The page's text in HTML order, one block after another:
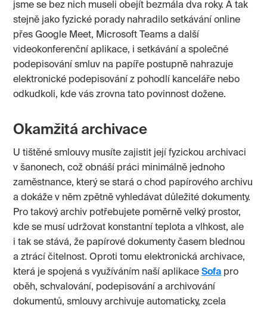
jsme se bez nich museli obejít bezmála dva roky. A tak
stejně jako fyzické porady nahradilo setkávání online
přes Google Meet, Microsoft Teams a další
videokonferenční aplikace, i setkávání a společné
podepisování smluv na papíře postupně nahrazuje
elektronické podepisování z pohodlí kanceláře nebo
odkudkoli, kde vás zrovna tato povinnost dožene.
Okamžitá archivace
U tištěné smlouvy musíte zajistit její fyzickou archivaci
v šanonech, což obnáší práci minimálně jednoho
zaměstnance, který se stará o chod papírového archivu
a dokáže v něm zpětně vyhledávat důležité dokumenty.
Pro takový archiv potřebujete poměrně velký prostor,
kde se musí udržovat konstantní teplota a vlhkost, ale
i tak se stává, že papírové dokumenty časem blednou
a ztrácí čitelnost. Oproti tomu elektronická archivace,
která je spojená s využíváním naší aplikace Sofa pro
oběh, schvalování, podepisování a archivování
dokumentů, smlouvy archivuje automaticky, zcela